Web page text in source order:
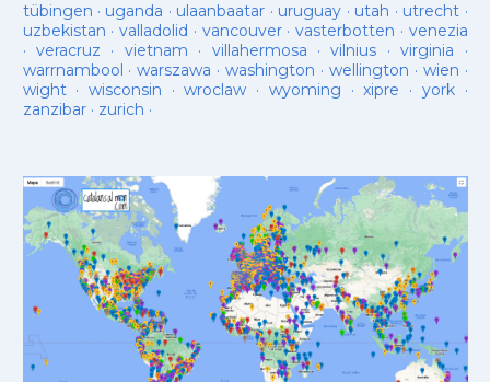
tübingen · uganda · ulaanbaatar · uruguay · utah · utrecht ·
uzbekistan · valladolid · vancouver· vasterbotten · venezia
· veracruz · vietnam · villahermosa ·vilnius ·virginia ·
warrnambool ·warszawa ·washington · wellington · wien ·
wight· wisconsin ·wroclaw · wyoming ·xipre · york·
zanzibar· zurich ·